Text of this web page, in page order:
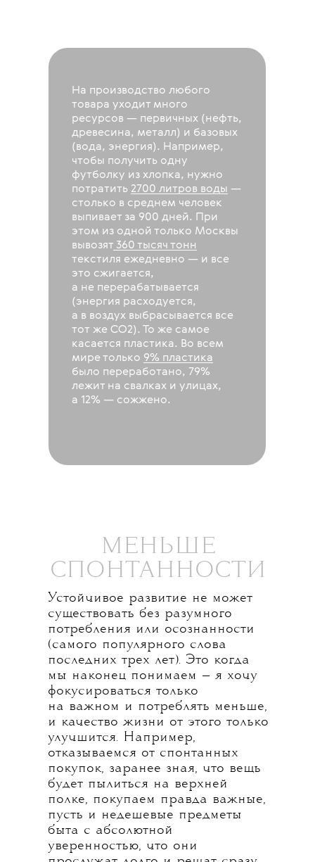
На производство любого
товара уходит много
ресурсов — первичных (нефть,
древесина, металл) и базовых
(вода, энергия). Например,
чтобы получить одну
футболку из хлопка, нужно
потратить 2700 литров воды —
столько в среднем человек
выпивает за 900 дней. При
этом из одной только Москвы
вывозят 360 тысяч тонн
текстиля ежедневно — и все
это сжигается,
а не перерабатывается
(энергия расходуется,
а в воздух выбрасывается все
тот же CO2). То же самое
касается пластика. Во всем
мире только 9% пластика
было переработано, 79%
лежит на свалках и улицах,
а 12% — сожжено.
МЕНЬШЕ
СПОНТАННОСТИ
Устойчивое развитие не может
существовать без разумного
потребления или осознанности
(самого популярного слова
последних трех лет). Это когда
мы наконец понимаем — я хочу
фокусироваться только
на важном и потреблять меньше,
и качество жизни от этого только
улучшится. Например,
отказываемся от спонтанных
покупок, заранее зная, что вещь
будет пылиться на верхней
полке, покупаем правда важные,
пусть и недешевые предметы
быта с абсолютной
уверенностью, что они